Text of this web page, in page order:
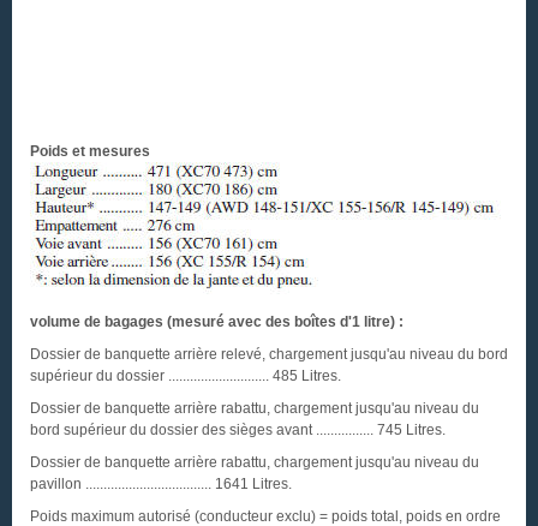
Poids et mesures
volume de bagages (mesuré avec des boîtes d'1 litre) :
Dossier de banquette arrière relevé, chargement jusqu'au niveau du bord
supérieur du dossier ............................ 485 Litres.
Dossier de banquette arrière rabattu, chargement jusqu'au niveau du
bord supérieur du dossier des sièges avant ................ 745 Litres.
Dossier de banquette arrière rabattu, chargement jusqu'au niveau du
pavillon ................................... 1641 Litres.
Poids maximum autorisé (conducteur exclu) = poids total, poids en ordre